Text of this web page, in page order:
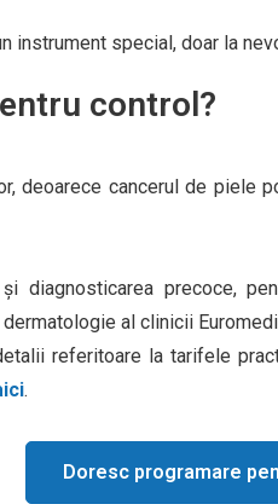
instrument special, doar la
control?
deoarece cancerul de piele
și diagnosticarea precoce,
al clinicii
referitoare la tarifele
.
Doresc programare